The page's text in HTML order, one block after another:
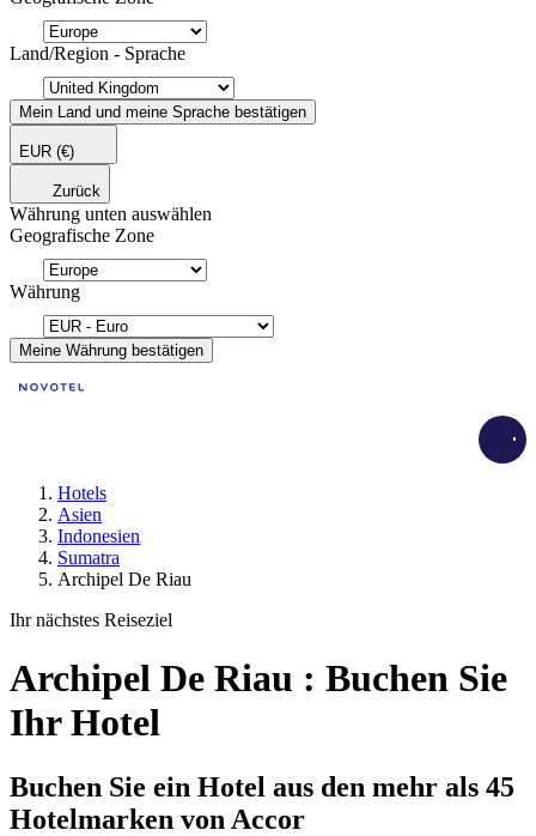
Land/Region - Sprache
Mein Land und meine Sprache bestätigen
EUR (€)
Zurück
Währung unten auswählen
Geografische Zone
Währung
Meine Währung bestätigen
Hotels
Asien
Indonesien
Sumatra
Archipel De Riau
Ihr nächstes Reiseziel
Archipel De Riau : Buchen Sie
Ihr Hotel
Buchen Sie ein Hotel aus den mehr als 45
Hotelmarken von Accor